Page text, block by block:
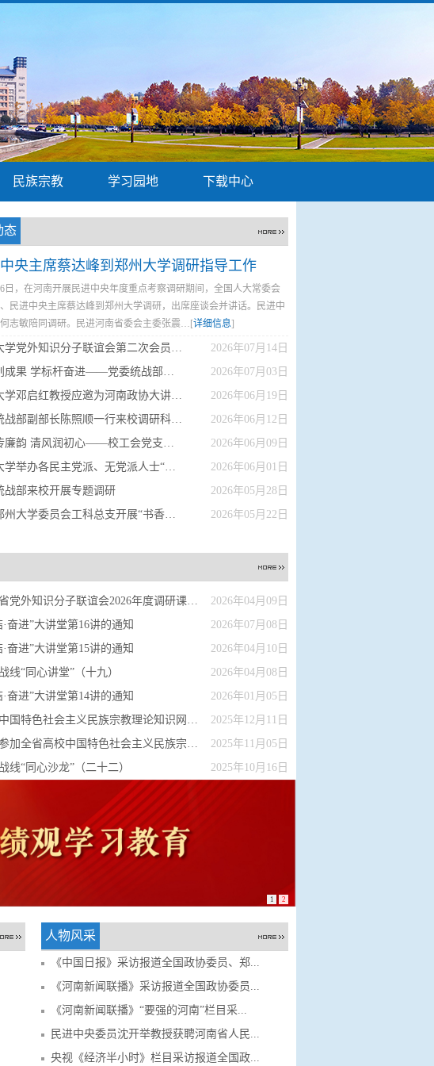
民族宗教 学习园地 下载中心
态
央主席蔡达峰到郑州大学调研指导工作
日，在河南开展民进中央年度重点考察调研期间，全国人大常委会
民进中央主席蔡达峰到郑州大学调研，出席座谈会并讲话。民进中
志敏陪同调研。民进河南省委会主委张震…[详细信息]
郑州大学党外知识分子联谊会第二次会员大…
2026年07月14日
观双创成果 学标杆奋进——党委统战部党…
2026年07月03日
郑州大学邓启红教授应邀为河南政协大讲堂…
2026年06月19日
省委统战部副部长陈照顺一行来校调研科技…
2026年06月12日
翰墨传廉韵 清风润初心——校工会党支部…
2026年06月09日
郑州大学举办各民主党派、无党派人士“参…
2026年06月01日
战部来校开展专题调研
2026年05月28日
民盟郑州大学委员会工科总支开展“书香润…
2026年05月22日
2026年04月09日
外知识分子联谊会2026年度调研课题的通知
2026年07月08日
奋进”大讲堂第16讲的通知
2026年04月10日
奋进”大讲堂第15讲的通知
2026年04月08日
线“同心讲堂”（十九）
2026年01月05日
奋进”大讲堂第14讲的通知
2025年12月11日
色社会主义民族宗教理论知识网络答题活动...
2025年11月05日
省高校中国特色社会主义民族宗教理论知识...
2025年10月16日
线“同心沙龙”（二十二）
1 2
人物风采
《中国日报》采访报道全国政协委员、郑...
《河南新闻联播》采访报道全国政协委员...
《河南新闻联播》“要强的河南”栏目采...
民进中央委员沈开举教授获聘河南省人民...
央视《经济半小时》栏目采访报道全国政...